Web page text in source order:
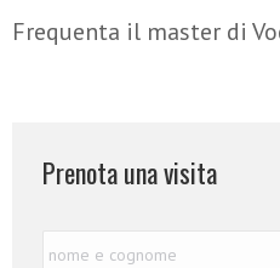
Frequenta il master di
Prenota una visita
e